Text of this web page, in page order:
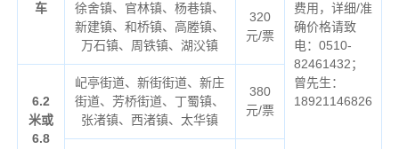
费用，详细/准
确价格请致
电：0510-
82461432；
曾先生：
18921146826
车
徐舍镇、官林镇、杨巷镇、
新建镇、和桥镇、高塍镇、
万石镇、周铁镇、湖㳇镇
320
元/票
6.2
米或
6.8
屺亭街道、新街街道、新庄
街道、芳桥街道、丁蜀镇、
张渚镇、西渚镇、太华镇
380
元/票